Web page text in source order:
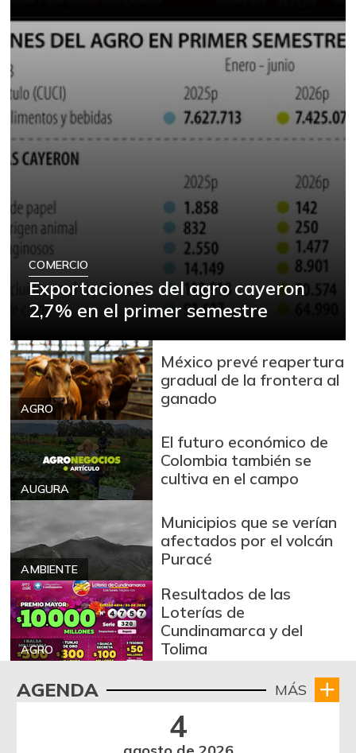
COMERCIO
Exportaciones del agro cayeron
2,7% en el primer semestre
AGRO
México prevé reapertura
gradual de la frontera al
ganado
AUGURA
El futuro económico de
Colombia también se
cultiva en el campo
AMBIENTE
Municipios que se verían
afectados por el volcán
Puracé
AGRO
Resultados de las
Loterías de
Cundinamarca y del
Tolima
AGENDA MÁS
4